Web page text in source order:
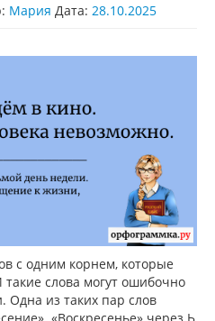
Мария Дата: 28.10.2025
с одним корнем, которые
слова могут ошибочно
Одна из таких пар слов